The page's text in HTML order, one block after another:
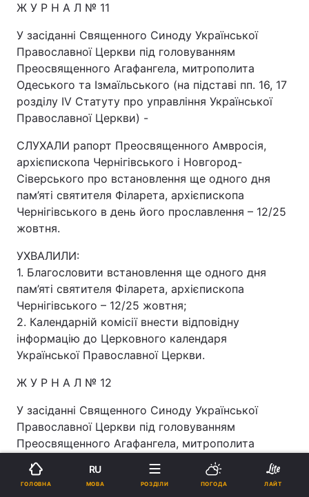
Ж У Р Н А Л № 11
У засіданні Священного Синоду Української
Православної Церкви під головуванням
Преосвященного Агафангела, митрополита
Одеського та Ізмаїльського (на підставі пп. 16, 17
розділу IV Статуту про управління Української
Православної Церкви) -
СЛУХАЛИ рапорт Преосвященного Амвросія,
архієпископа Чернігівського і Новгород-
Сіверського про встановлення ще одного дня
пам’яті святителя Філарета, архієпископа
Чернігівського в день його прославлення – 12/25
жовтня.
УХВАЛИЛИ:
1. Благословити встановлення ще одного дня
пам’яті святителя Філарета, архієпископа
Чернігівського – 12/25 жовтня;
2. Календарній комісії внести відповідну
інформацію до Церковного календаря
Української Православної Церкви.
Ж У Р Н А Л № 12
У засіданні Священного Синоду Української
Православної Церкви під головуванням
Преосвященного Агафангела, митрополита
Одеського та Ізмаїльського (на підставі пп. 16, 17
розділу IV Статуту про управління Української
ГОЛОВНА
RU
МОВА РОЗДІЛИ ПОГОДА ЛАЙТ